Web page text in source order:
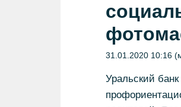
31.01.2020 10:16
Уральский